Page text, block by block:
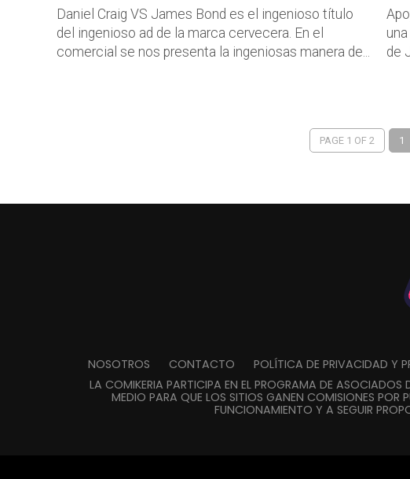
Daniel Craig VS James Bond es el ingenioso título
del ingenioso ad de la marca cervecera. En el
comercial se nos presenta la ingeniosas manera de...
de
PAGE 1 OF 2 1
NOSOTROS CONTACTO POLÍTICA DE PRIVACIDAD Y
LA COMIKERIA PARTICIPA EN EL PROGRAMA DE
MEDIO PARA QUE LOS SITIOS GANEN COMISIONES
FUNCIONAMIENTO Y A SEGUIR